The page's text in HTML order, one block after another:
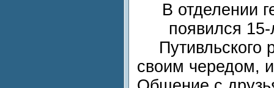
В отделении
появился
Путивльского
своим чередом,